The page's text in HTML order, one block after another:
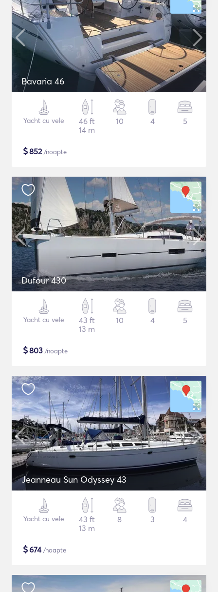
Bavaria 46
Yacht cu vele
46 ft
14 m
10 4 5
$852/noapte
Dufour 430
Yacht cu vele
43 ft
13 m
10 4 5
$803 /noapte
Jeanneau Sun Odyssey 43
Yacht cu vele
43 ft
13 m
8 3 4
$674/noapte